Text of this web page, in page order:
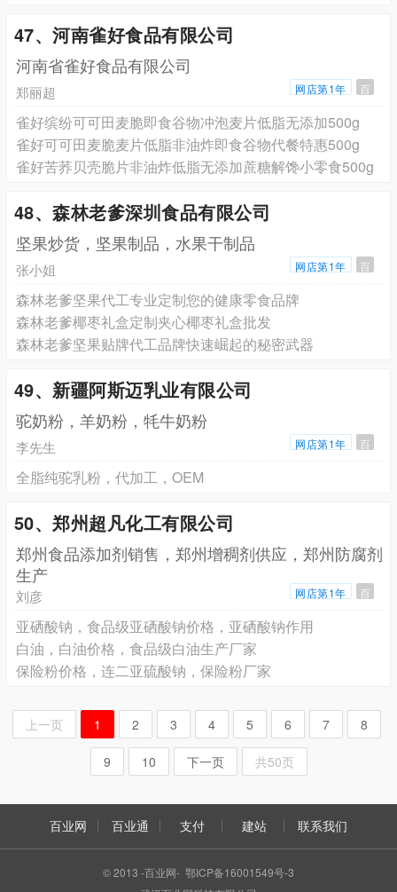
47、河南雀好食品有限公司
河南省雀好食品有限公司
郑丽超 网店第1年 百
雀好缤纷可可田麦脆即食谷物冲泡麦片低脂无添加500g
雀好可可田麦脆麦片低脂非油炸即食谷物代餐特惠500g
雀好苦荞贝壳脆片非油炸低脂无添加蔗糖解馋小零食500g
48、森林老爹深圳食品有限公司
坚果炒货，坚果制品，水果干制品
张小姐 网店第1年 百
森林老爹坚果代工专业定制您的健康零食品牌
森林老爹椰枣礼盒定制夹心椰枣礼盒批发
森林老爹坚果贴牌代工品牌快速崛起的秘密武器
49、新疆阿斯迈乳业有限公司
驼奶粉，羊奶粉，牦牛奶粉
李先生 网店第1年 百
全脂纯驼乳粉，代加工，OEM
50、郑州超凡化工有限公司
郑州食品添加剂销售，郑州增稠剂供应，郑州防腐剂
生产
刘彦 网店第1年 百
亚硒酸钠，食品级亚硒酸钠价格，亚硒酸钠作用
白油，白油价格，食品级白油生产厂家
保险粉价格，连二亚硫酸钠，保险粉厂家
上一页 1 2 3 4 5 6 7 8
9 10 下一页 共50页
百业网 百业通 支付 建站 联系我们
© 2013 -百业网- 鄂ICP备16001549号-3